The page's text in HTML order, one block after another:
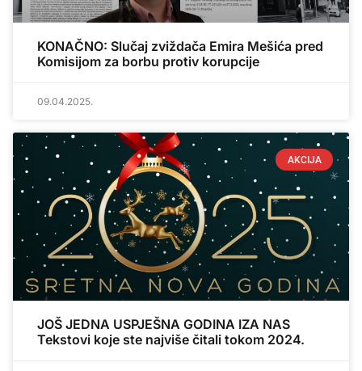
KONAČNO: Slučaj zviždača Emira Mešića pred
Komisijom za borbu protiv korupcije
09.04.2025.
AKCIJA
JOŠ JEDNA USPJEŠNA GODINA IZA NAS
Tekstovi koje ste najviše čitali tokom 2024.